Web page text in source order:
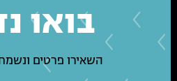
בואו
השאירו פרטים